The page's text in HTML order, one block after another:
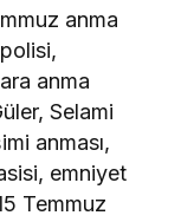
anma
anma
Selami
anması,
emniyet
Temmuz